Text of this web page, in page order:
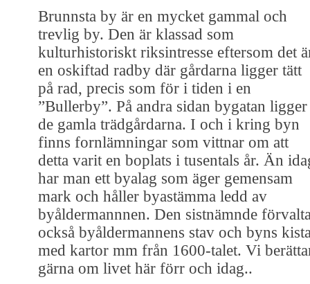
Brunnsta by är en mycket gammal och
trevlig by. Den är klassad som
kulturhistoriskt riksintresse eftersom det
en oskiftad radby där gårdarna ligger tätt
på rad, precis som för i tiden i en
”Bullerby”. På andra sidan bygatan ligger
de gamla trädgårdarna. I och i kring byn
finns fornlämningar som vittnar om att
detta varit en boplats i tusentals år. Än
har man ett byalag som äger gemensam
mark och håller byastämma ledd av
byåldermannnen. Den sistnämnde
också byåldermannens stav och byns
med kartor mm från 1600-talet. Vi
gärna om livet här förr och idag..